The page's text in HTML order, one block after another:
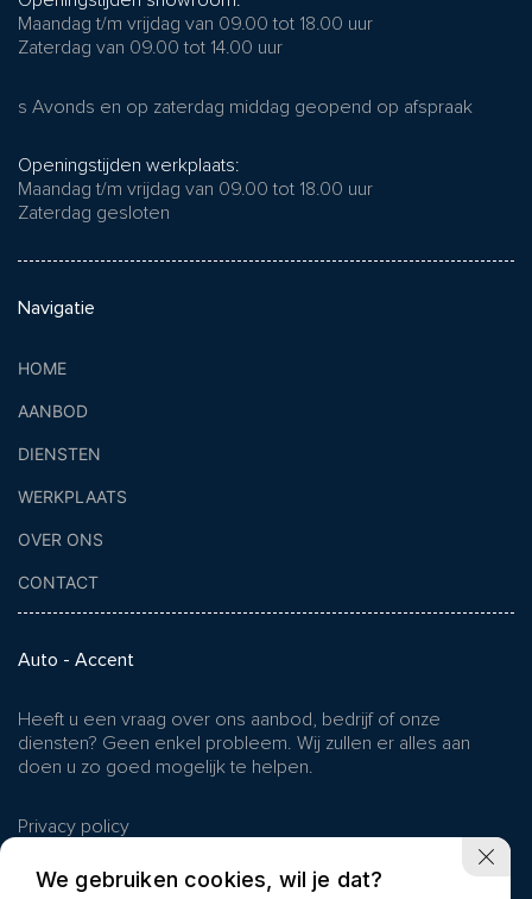
Maandag t/m vrijdag van 09.00 tot 18.00 uur
Zaterdag van 09.00 tot 14.00 uur
s Avonds en op zaterdag middag geopend op afspraak
Openingstijden werkplaats:
Maandag t/m vrijdag van 09.00 tot 18.00 uur
Zaterdag gesloten
Navigatie
HOME
AANBOD
DIENSTEN
WERKPLAATS
OVER ONS
CONTACT
Auto - Accent
Heeft u een vraag over ons aanbod, bedrijf of onze
diensten? Geen enkel probleem. Wij zullen er alles aan
doen u zo goed mogelijk te helpen.
Privacy policy
We gebruiken cookies, wil je dat?